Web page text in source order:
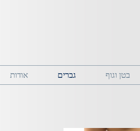
בטן וגוף גברים אודות